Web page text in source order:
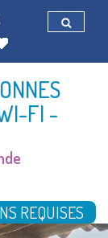
FI -
REQUISES